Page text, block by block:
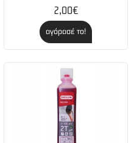
(σ.α.λ.): 2700
Lwa dB(A):
2,00€
αγόρασέ το!